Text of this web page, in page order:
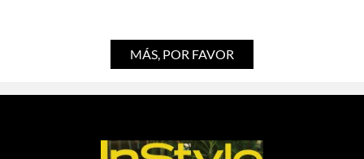
MÁS, POR FAVOR